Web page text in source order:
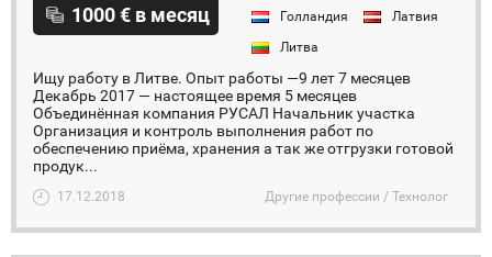
1000 € в месяц Голландия
Латвия
Литва
Ищу работу в Литве. Опыт работы —9 лет 7 месяцев
Декабрь 2017 — настоящее время 5 месяцев
Объединённая компания РУСАЛ Начальник участка
Организация и контроль выполнения работ по
обеспечению приёма, хранения а так же отгрузки готовой
продук...
17.12.2018 Другие профессии / Технолог